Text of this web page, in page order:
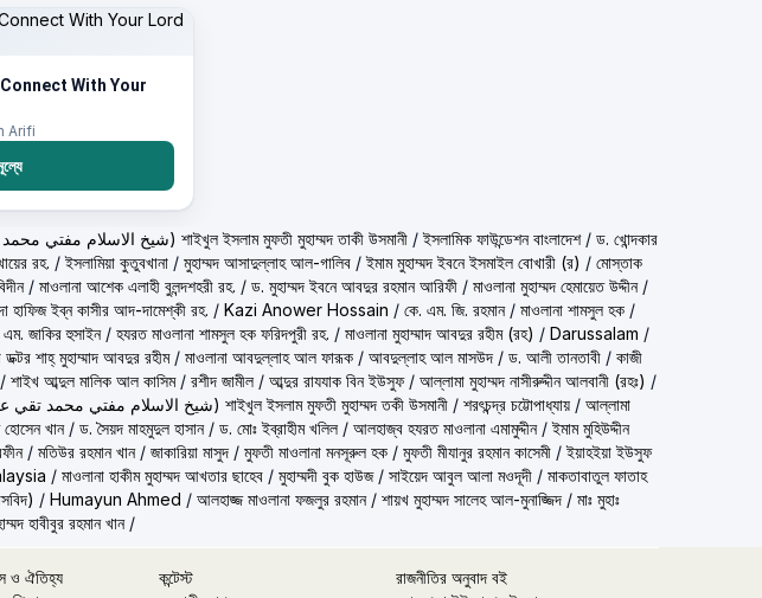
With Your
Arifi
(شيخ الاسلام مفتي محمد تقي عثماني) শাইখুল ইসলাম মুফতী মুহাম্মদ তাকী উসমানী /ইসলামিক ফাউন্ডেশন বাংলাদেশ/ ড. খোন্দকার
রহ. /ইসলামিয়া কুতুবখানা / মুহাম্মদ আসাদুল্লাহ আল-গালিব /ইমাম মুহাম্মদ ইবনে ইসমাইল বোখারী (র) / মোস্তাক
/ মাওলানা আশেক এলাহী বুলন্দশহরী রহ. / ড. মুহাম্মদ ইবনে আবদুর রহমান আরিফী / মাওলানা মুহাম্মদ হেমায়েত উদ্দীন/
হাফিজ ইব্‌ন কাসীর আদ-দামেশ্‌কী রহ. / Kazi Anower Hossain / কে. এম. জি. রহমান/ মাওলানা শামসুল হক /
জাকির হুসাইন/ হযরত মাওলানা শামসুল হক ফরিদপুরী রহ. / মাওলানা মুহাম্মাদ আবদুর রহীম (রহ) / Darussalam /
ডক্টর শাহ্‌ মুহাম্মাদ আবদুর রহীম/ মাওলানা আবদুল্লাহ আল ফারূক / আবদুল্লাহ আল মাসউদ / ড. আলী তানতাবী / কাজী
শাইখ আব্দুল মালিক আল কাসিম/ রশীদ জামীল / আব্দুর রাযযাক বিন ইউসুফ/ আল্লামা মুহাম্মদ নাসীরুদ্দীন আলবানী (রহঃ) /
(شيخ الاسلام مفتي محمد تقي عثماني) শাইখুল ইসলাম মুফতী মুহাম্মদ তকী উসমানী / শরৎচন্দ্র চট্টোপাধ্যায় / আল্লামা
হোসেন খান/ ড. সৈয়দ মাহমুদুল হাসান/ ড. মোঃ ইব্রাহীম খলিল / আলহাজ্ব হযরত মাওলানা এমামুদ্দীন/ইমাম মুহিউদ্দীন
/ মতিউর রহমান খান/ জাকারিয়া মাসুদ / মুফতী মাওলানা মনসূরুল হক / মুফতী মীযানুর রহমান কাসেমী /ইয়াহইয়া ইউসুফ
/ মাওলানা হাকীম মুহাম্মদ আখতার ছাহেব / মুহাম্মদী বুক হাউজ/ সাইয়েদ আবুল আলা মওদূদী / মাকতাবাতুল ফাতাহ
/ Humayun Ahmed / আলহাজ্জ মাওলানা ফজলুর রহমান/ শায়খ মুহাম্মদ সালেহ আল-মুনাজ্জিদ / মাঃ মুহাঃ
হাবীবুর রহমান খান/
ও ঐতিহ্য
কন্টেস্ট
রাজনীতির অনুবাদ বই